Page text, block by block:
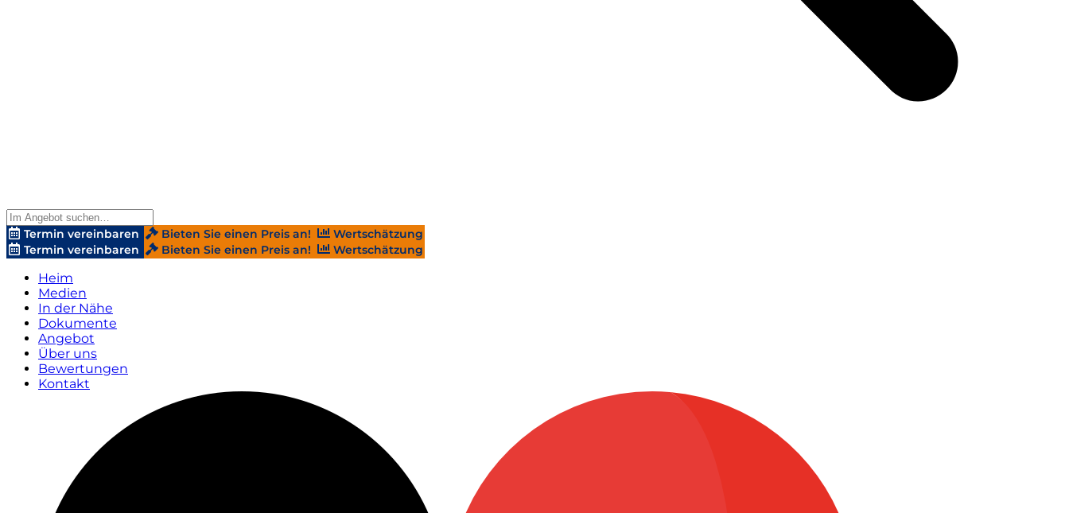
Termin vereinbaren Bieten Sie einen Preis an!
Wertschätzung
Termin vereinbaren
Bieten Sie einen Preis an! Wertschätzung
Heim
Medien
In der Nähe
Dokumente
Angebot
Über uns
Bewertungen
Kontakt